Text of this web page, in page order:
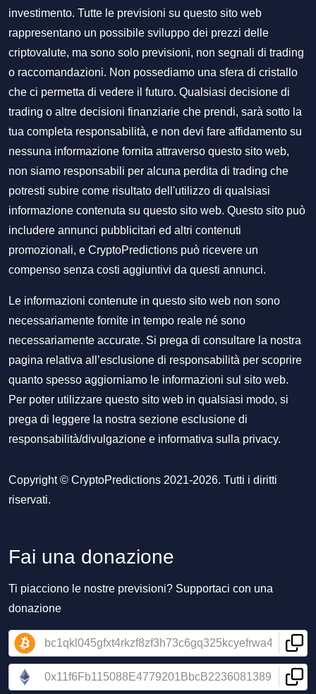
investimento. Tutte le previsioni su questo sito web
rappresentano un possibile sviluppo dei prezzi delle
criptovalute, ma sono solo previsioni, non segnali di trading
o raccomandazioni. Non possediamo una sfera di cristallo
che ci permetta di vedere il futuro. Qualsiasi decisione di
trading o altre decisioni finanziarie che prendi, sarà sotto la
tua completa responsabilità, e non devi fare affidamento su
nessuna informazione fornita attraverso questo sito web,
non siamo responsabili per alcuna perdita di trading che
potresti subire come risultato dell'utilizzo di qualsiasi
informazione contenuta su questo sito web. Questo sito può
includere annunci pubblicitari ed altri contenuti
promozionali, e CryptoPredictions può ricevere un
compenso senza costi aggiuntivi da questi annunci.
Le informazioni contenute in questo sito web non sono
necessariamente fornite in tempo reale né sono
necessariamente accurate. Si prega di consultare la nostra
pagina relativa all’esclusione di responsabilità per scoprire
quanto spesso aggiorniamo le informazioni sul sito web.
Per poter utilizzare questo sito web in qualsiasi modo, si
prega di leggere la nostra sezione esclusione di
responsabilità/divulgazione e informativa sulla privacy.
Copyright © CryptoPredictions 2021-2026. Tutti i diritti
riservati.
Fai una donazione
Ti piacciono le nostre previsioni? Supportaci con una
donazione